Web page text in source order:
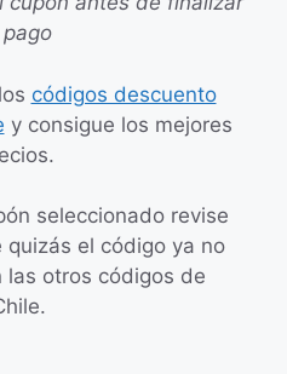
códigos descuento
y consigue los mejores
seleccionado revise
quizás el código ya no
las otros códigos de